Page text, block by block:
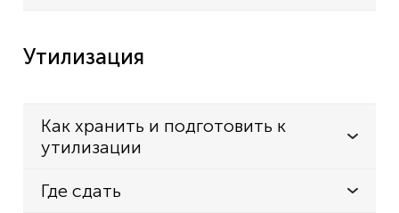
Утилизация
Как хранить и подготовить к
утилизации
Где сдать